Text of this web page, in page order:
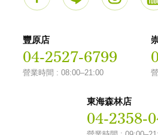
豐原店
04-2527-6799
營業時間 : 08:00–21:00
東海森林店
04-2358-